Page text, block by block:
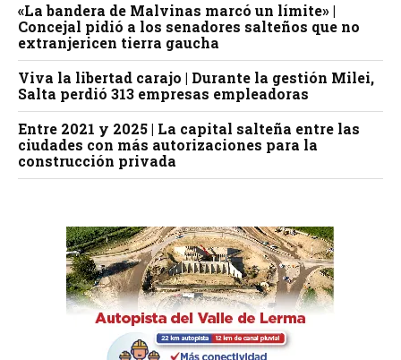
«La bandera de Malvinas marcó un límite» |
Concejal pidió a los senadores salteños que no
extranjericen tierra gaucha
Viva la libertad carajo | Durante la gestión Milei,
Salta perdió 313 empresas empleadoras
Entre 2021 y 2025 | La capital salteña entre las
ciudades con más autorizaciones para la
construcción privada